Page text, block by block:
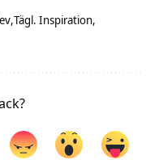
Tägl. Inspiration